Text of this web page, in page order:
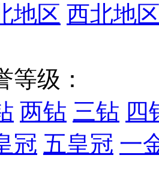
地区 西北地
等级：
两钻 三钻 四
冠 五皇冠 一